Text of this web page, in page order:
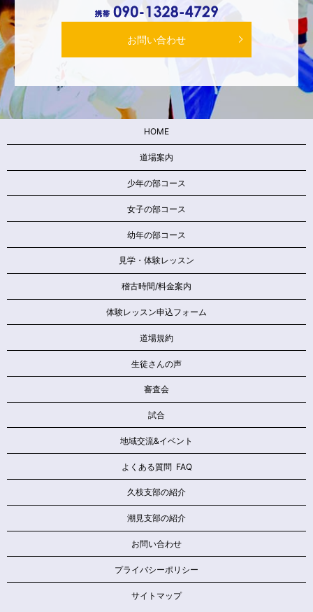
お問い合わせ
HOME
道場案内
少年の部コース
女子の部コース
幼年の部コース
見学・体験レッスン
稽古時間/料金案内
体験レッスン申込フォーム
道場規約
生徒さんの声
審査会
試合
地域交流&イベント
よくある質問 FAQ
久枝支部の紹介
潮見支部の紹介
お問い合わせ
プライバシーポリシー
サイトマップ